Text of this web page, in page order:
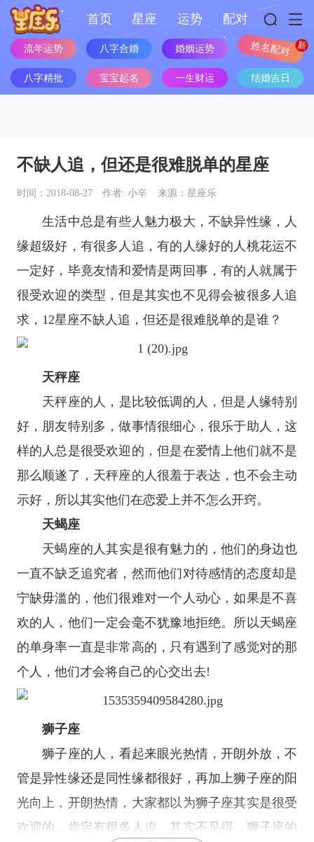
首页 星座 运势 配对
流年运势 八字合婚 婚姻运势 姓名配对
八字精批 宝宝起名 一生财运 结婚吉日
不缺人追，但还是很难脱单的星座
时间：2018-08-27 作者: 小辛 来源：星座乐
生活中总是有些人魅力极大，不缺异性缘，人
缘超级好，有很多人追，有的人缘好的人桃花运不
一定好，毕竟友情和爱情是两回事，有的人就属于
很受欢迎的类型，但是其实也不见得会被很多人追
求， 12星座不缺人追，但还是很难脱单的是谁？
天秤座
天秤座的人，是比较低调的人，但是人缘特别
好，朋友特别多，做事情很细心，很乐于助人，这
样的人总是很受欢迎的，但是在爱情上他们就不是
那么顺遂了，天秤座的人很羞于表达，也不会主动
示好，所以其实他们在恋爱上并不怎么开窍。
天蝎座
天蝎座的人其实是很有魅力的，他们的身边也
一直不缺乏追究者，然而他们对待感情的态度却是
宁缺毋滥的，他们很难对一个人动心，如果是不喜
欢的人，他们一定会毫不犹豫地拒绝。所以天蝎座
的单身率一直是非常高的，只有遇到了感觉对的那
个人，他们才会将自己的心交出去!
狮子座
狮子座的人，看起来眼光热情，开朗外放，不
管是异性缘还是同性缘都很好，再加上狮子座的阳
光向上，开朗热情，大家都以为狮子座其实是很受
欢迎的，肯定有很多人追。其实不见得，狮子座的